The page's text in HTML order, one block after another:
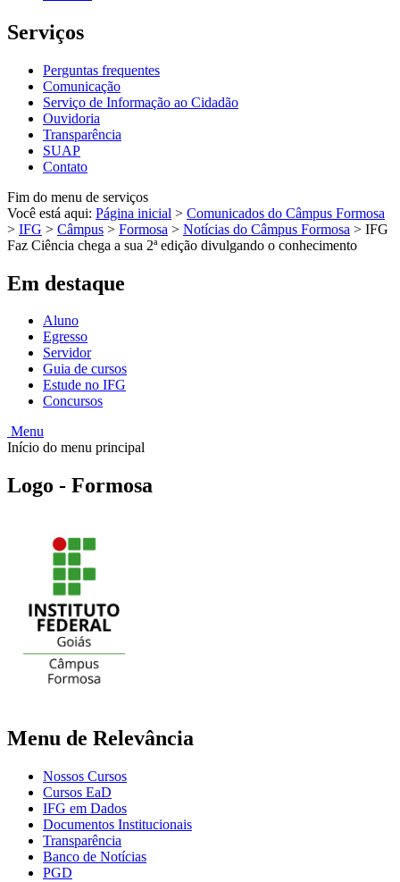
Serviços
Perguntas frequentes
Comunicação
Serviço de Informação ao Cidadão
Ouvidoria
Transparência
SUAP
Contato
Fim do menu de serviços
Você está aqui: Página inicial > Comunicados do Câmpus Formosa
> IFG > Câmpus > Formosa > Notícias do Câmpus Formosa > IFG
Faz Ciência chega a sua 2ª edição divulgando o conhecimento
Em destaque
Aluno
Egresso
Servidor
Guia de cursos
Estude no IFG
Concursos
Menu
Início do menu principal
Logo - Formosa
Menu de Relevância
Nossos Cursos
Cursos EaD
IFG em Dados
Documentos Institucionais
Transparência
Banco de Notícias
PGD